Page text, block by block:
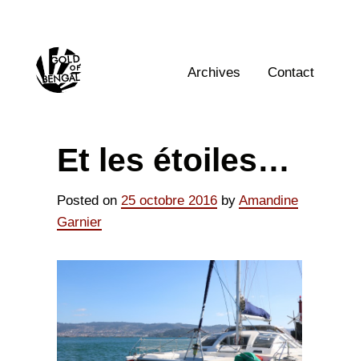
Archives
Contact
Et les étoiles…
Posted on 25 octobre 2016 by Amandine
Garnier